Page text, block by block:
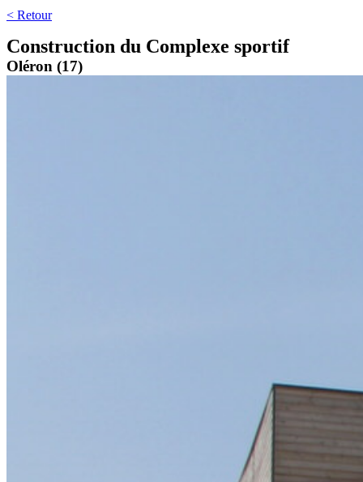
< Retour
Construction du Complexe sportif
Oléron (17)